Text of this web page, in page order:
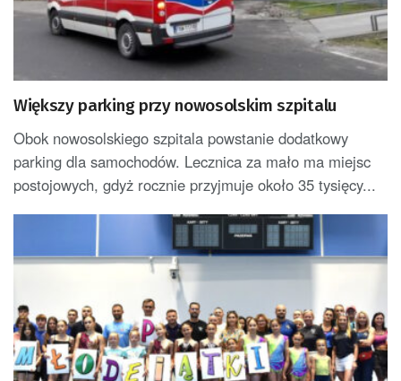
Większy parking przy nowosolskim szpitalu
Obok nowosolskiego szpitala powstanie dodatkowy
parking dla samochodów. Lecznica za mało ma miejsc
postojowych, gdyż rocznie przyjmuje około 35 tysięcy...